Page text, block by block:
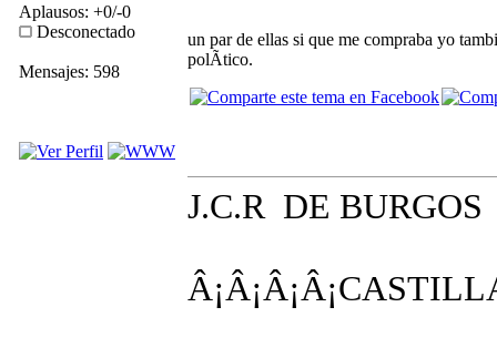
Aplausos: +0/-0
Desconectado
Mensajes: 598
un par de ellas si que me compraba yo
polÃ­tico.
J.C.R DE BURGOS